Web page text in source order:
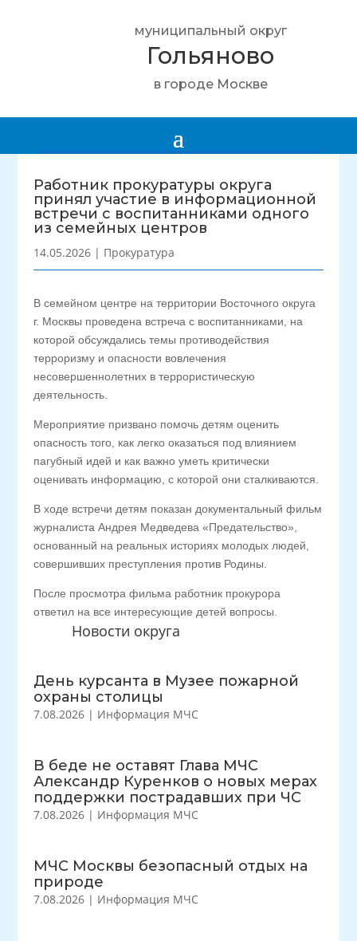
муниципальный округ
Гольяново
в городе Москве
Новости округа
День курсанта в Музее пожарной
охраны столицы
7.08.2026 | Информация МЧС
В беде не оставят Глава МЧС
Александр Куренков о новых мерах
поддержки пострадавших при ЧС
7.08.2026 | Информация МЧС
МЧС Москвы безопасный отдых на
природе
7.08.2026 | Информация МЧС
Работник прокуратуры округа
принял участие в информационной
встречи с воспитанниками одного
из семейных центров
14.05.2026 | Прокуратура
В семейном центре на территории Восточного округа
г. Москвы проведена встреча с воспитанниками, на
которой обсуждались темы противодействия
терроризму и опасности вовлечения
несовершеннолетних в террористическую
деятельность.
Мероприятие призвано помочь детям оценить
опасность того, как легко оказаться под влиянием
пагубный идей и как важно уметь критически
оценивать информацию, с которой они сталкиваются.
В ходе встречи детям показан документальный фильм
журналиста Андрея Медведева «Предательство»,
основанный на реальных историях молодых людей,
совершивших преступления против Родины.
После просмотра фильма работник прокурора
ответил на все интересующие детей вопросы.